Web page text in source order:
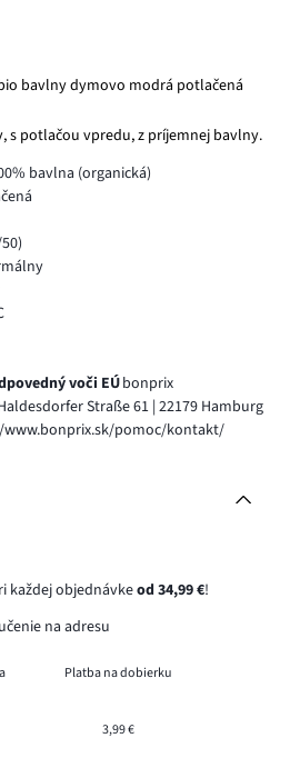
bavlny dymovo modrá potlačená
s potlačou vpredu, z príjemnej bavlny.
bavlna (organická)
voči EÚbonprix
Straße 61 | 22179 Hamburg
www.bonprix.sk/pomoc/kontakt/
každej objednávkeod 34,99 €!
na adresu
Platba na dobierku
3,99 €